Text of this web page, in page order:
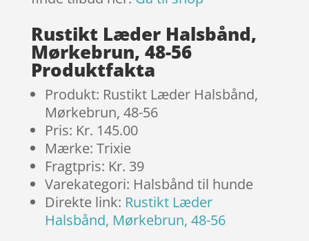
Rustikt Læder Halsbånd,
Mørkebrun, 48-56
Produktfakta
Produkt: Rustikt Læder Halsbånd,
Mørkebrun, 48-56
Pris: Kr. 145.00
Mærke: Trixie
Fragtpris: Kr. 39
Varekategori: Halsbånd til hunde
Direkte link: Rustikt Læder
Halsbånd, Mørkebrun, 48-56